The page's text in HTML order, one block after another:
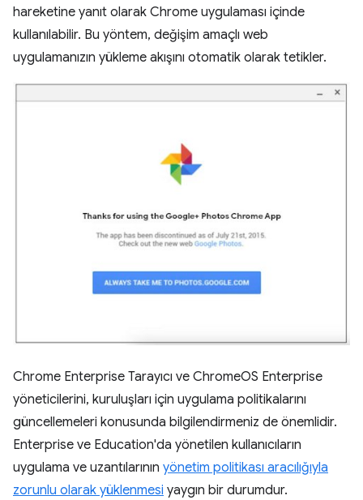
hareketine yanıt olarak Chrome uygulaması içinde
kullanılabilir. Bu yöntem, değişim amaçlı web
uygulamanızın yükleme akışını otomatik olarak tetikler.
Chrome Enterprise Tarayıcı ve ChromeOS Enterprise
yöneticilerini, kuruluşları için uygulama politikalarını
güncellemeleri konusunda bilgilendirmeniz de önemlidir.
Enterprise ve Education'da yönetilen kullanıcıların
uygulama ve uzantılarının yönetim politikası aracılığıyla
zorunlu olarak yüklenmesi yaygın bir durumdur.